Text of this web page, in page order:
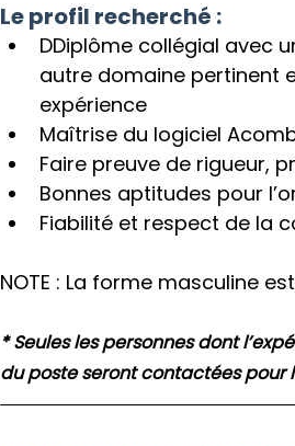
Le profil recherché :
DDiplôme collégial avec
autre domaine pertinent
expérience
Maîtrise du logiciel
Faire preuve de rigueur,
Bonnes aptitudes pour
Fiabilité et respect de la
NOTE : La forme masculine
* Seules les personnes dont
du poste seront contactées pour